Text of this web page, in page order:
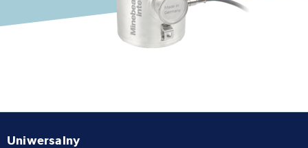
O nas
Uniwersalny